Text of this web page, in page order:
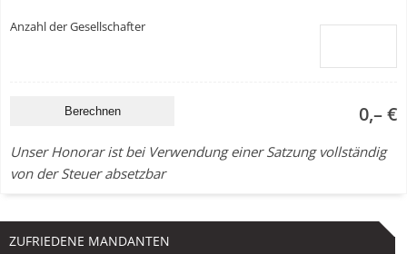
Anzahl der Gesellschafter
0,– €
Unser Honorar ist bei Verwendung einer Satzung vollständig
von der Steuer absetzbar
ZUFRIEDENE MANDANTEN